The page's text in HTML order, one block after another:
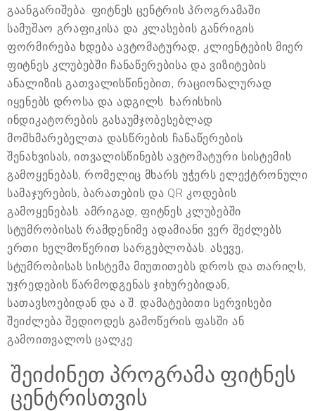
გაანგარიშება. ფიტნეს ცენტრის პროგრამაში
სამუშაო გრაფიკისა და კლასების განრიგის
ფორმირება ხდება ავტომატურად, კლიენტების მიერ
ფიტნეს კლუბებში ჩანაწერებისა და ვიზიტების
ანალიზის გათვალისწინებით, რაციონალურად
იყენებს დროსა და ადგილს. ხარისხის
ინდიკატორების გასაუმჯობესებლად
მომხმარებელთა დასწრების ჩანაწერების
შენახვისას, ითვალისწინებს ავტომატური სისტემის
გამოყენებას, რომელიც მხარს უჭერს ელექტრონული
სამაჯურების, ბარათების და QR კოდების
გამოყენებას. ამრიგად, ფიტნეს კლუბებში
სტუმრობისას რამდენიმე ადამიანი ვერ შეძლებს
ერთი ხელმოწერით სარგებლობას. ასევე,
სტუმრობისას სისტემა მიუთითებს დროს და თარიღს,
უჯრედების წარმოდგენას ჯიხურებიდან,
სათავსოებიდან და ა.შ. დამატებითი სერვისები
შეიძლება შედიოდეს გამოწერის ფასში ან
გამოითვალოს ცალკე.
შეიძინეთ პროგრამა ფიტნეს
ცენტრისთვის